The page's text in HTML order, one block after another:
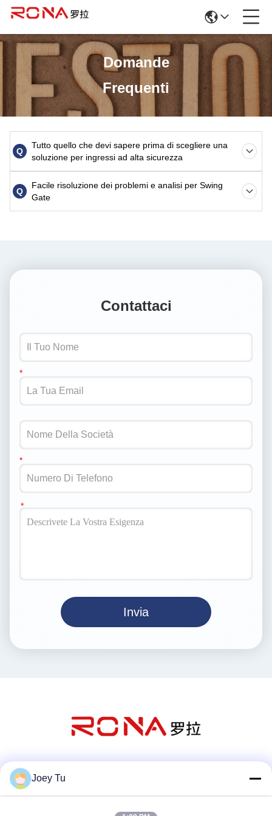
Domande
Frequenti
Q
Tutto quello che devi sapere prima di scegliere una
soluzione per ingressi ad alta sicurezza
Q
Facile risoluzione dei problemi e analisi per Swing
Gate
Contattaci
Invia
Joey Tu